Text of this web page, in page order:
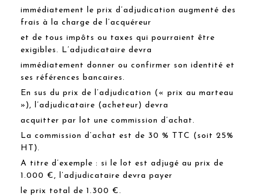
immédiatement le prix d’adjudication augmenté des
frais à la charge de l’acquéreur
et de tous impôts ou taxes qui pourraient être
exigibles. L’adjudicataire devra
immédiatement donner ou confirmer son identité et
ses références bancaires.
En sus du prix de l’adjudication (« prix au marteau
»), l’adjudicataire (acheteur) devra
acquitter par lot une commission d’achat.
La commission d’achat est de 30 % TTC (soit 25%
HT).
A titre d’exemple : si le lot est adjugé au prix de
1.000 €, l’adjudicataire devra payer
le prix total de 1.300 €.